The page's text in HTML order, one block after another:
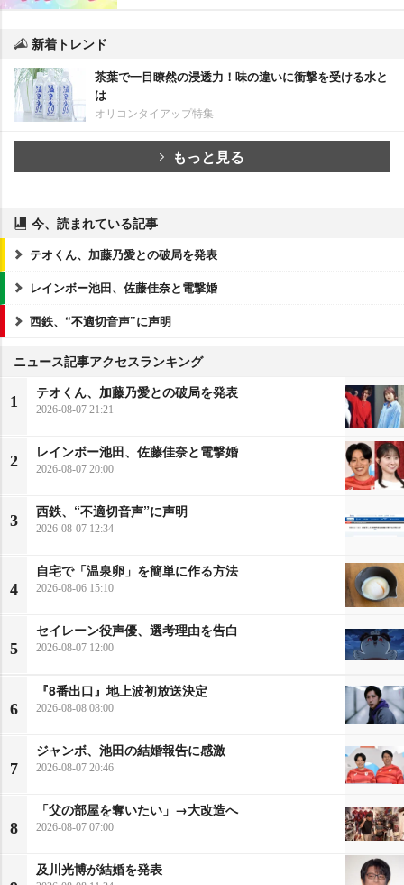
新着トレンド
茶葉で一目瞭然の浸透力！味の違いに衝撃を受ける水と
は
オリコンタイアップ特集
もっと見る
今、読まれている記事
テオくん、加藤乃愛との破局を発表
レインボー池田、佐藤佳奈と電撃婚
西鉄、“不適切音声”に声明
ニュース記事アクセスランキング
1
テオくん、加藤乃愛との破局を発表
2026-08-07 21:21
2
レインボー池田、佐藤佳奈と電撃婚
2026-08-07 20:00
3
西鉄、“不適切音声”に声明
2026-08-07 12:34
4
自宅で「温泉卵」を簡単に作る方法
2026-08-06 15:10
5
セイレーン役声優、選考理由を告白
2026-08-07 12:00
6
『8番出口』地上波初放送決定
2026-08-08 08:00
7
ジャンボ、池田の結婚報告に感激
2026-08-07 20:46
8
「父の部屋を奪いたい」→大改造へ
2026-08-07 07:00
及川光博が結婚を発表